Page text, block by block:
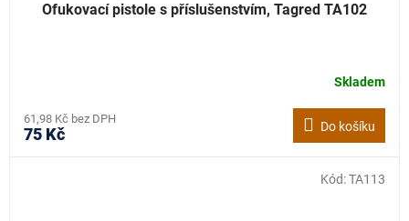
Ofukovací pistole s příslušenstvím, Tagred TA102
Skladem
61,98 Kč bez DPH
75 Kč Do košíku
Kód:TA113